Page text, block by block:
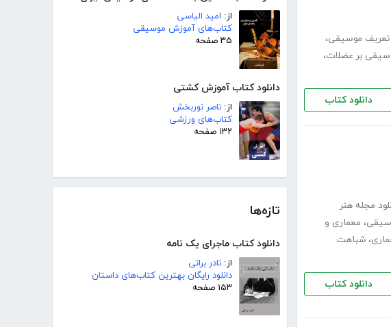
از: امید الیاسی
کتاب‌های آموزش موسیقی
۳۵ صفحه
دانلود کتاب آموزش کشتی
از: ناصر نوربخش
کتاب‌های ورزشی
۱۳۲ صفحه
تازه‌ها
دانلود کتاب ماجرای یک نامه
از: نادر براتی
دانلود رایگان بهترین کتاب‌های داستان
۱۵۳ صفحه
تعریف موسیقی،
بر عضلات،
دانلود کتاب
مجله هنر
، معماری و
، شباهت
دانلود کتاب